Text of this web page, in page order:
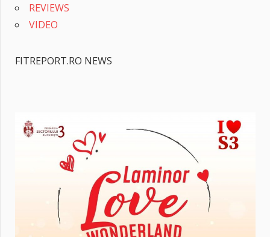
REVIEWS
VIDEO
FITREPORT.RO NEWS